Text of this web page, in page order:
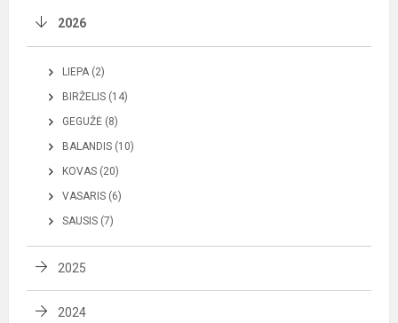
2026
LIEPA (2)
BIRŽELIS (14)
GEGUŽĖ (8)
BALANDIS (10)
KOVAS (20)
VASARIS (6)
SAUSIS (7)
2025
2024